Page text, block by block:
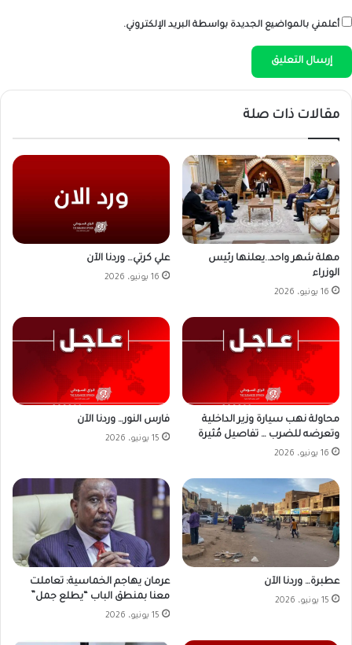
أعلمني بالمواضيع الجديدة بواسطة البريد الإلكتروني.
مقالات ذات صلة
مهلة شهر واحد..يعلنها رئيس
الوزراء
16 يونيو، 2026
علي كرتي… وردنا الآن
16 يونيو، 2026
محاولة نهب سيارة وزير الداخلية
وتعرضه للضرب … تفاصيل مُثيرة
16 يونيو، 2026
فارس النور… وردنا الآن
15 يونيو، 2026
عطبرة… وردنا الآن
15 يونيو، 2026
عرمان يهاجم الخماسية: تعاملت
معنا بمنطق الباب “يطلع جمل”
15 يونيو، 2026